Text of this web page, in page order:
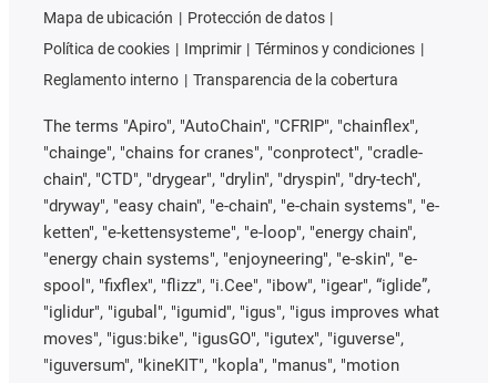
Mapa de ubicación
Protección de datos
Política de cookies
Imprimir
Términos y condiciones
Reglamento interno
Transparencia de la cobertura
The terms "Apiro", "AutoChain", "CFRIP", "chainflex",
"chainge", "chains for cranes", "conprotect", "cradle-
chain", "CTD", "drygear", "drylin", "dryspin", "dry-tech",
"dryway", "easy chain", "e-chain", "e-chain systems", "e-
ketten", "e-kettensysteme", "e-loop", "energy chain",
"energy chain systems", "enjoyneering", "e-skin", "e-
spool", "fixflex", "flizz", "i.Cee", "ibow", "igear", “iglide”,
"iglidur", "igubal", "igumid", "igus", "igus improves what
moves", "igus:bike", "igusGO", "igutex", "iguverse",
"iguversum", "kineKIT", "kopla", "manus", "motion